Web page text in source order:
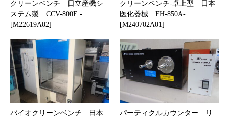
クリーンベンチ 日立産機シ
ステム製 CCV-800E -
[M22619A02]
クリーンベンチ-卓上型 日本
医化器械 FH-850A-
[M240702A01]
バイオクリーンベンチ 日本
パーティクルカウンター リ